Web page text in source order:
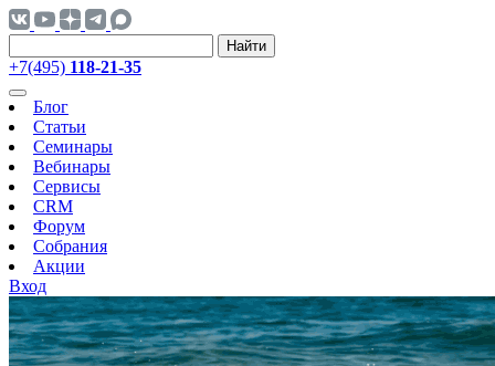
Найти
+7(495) 118-21-35
Блог
Статьи
Семинары
Вебинары
Сервисы
CRM
Форум
Собрания
Акции
Вход